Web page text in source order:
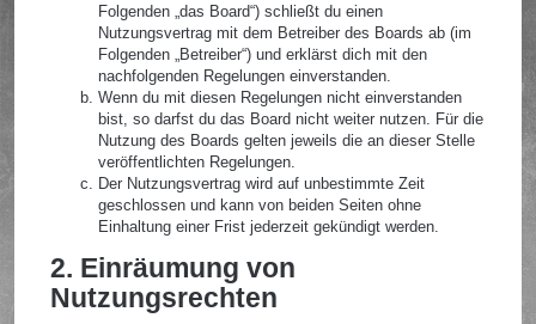
Folgenden „das Board“) schließt du einen
Nutzungsvertrag mit dem Betreiber des Boards ab (im
Folgenden „Betreiber“) und erklärst dich mit den
nachfolgenden Regelungen einverstanden.
Wenn du mit diesen Regelungen nicht einverstanden
bist, so darfst du das Board nicht weiter nutzen. Für die
Nutzung des Boards gelten jeweils die an dieser Stelle
veröffentlichten Regelungen.
Der Nutzungsvertrag wird auf unbestimmte Zeit
geschlossen und kann von beiden Seiten ohne
Einhaltung einer Frist jederzeit gekündigt werden.
2. Einräumung von
Nutzungsrechten